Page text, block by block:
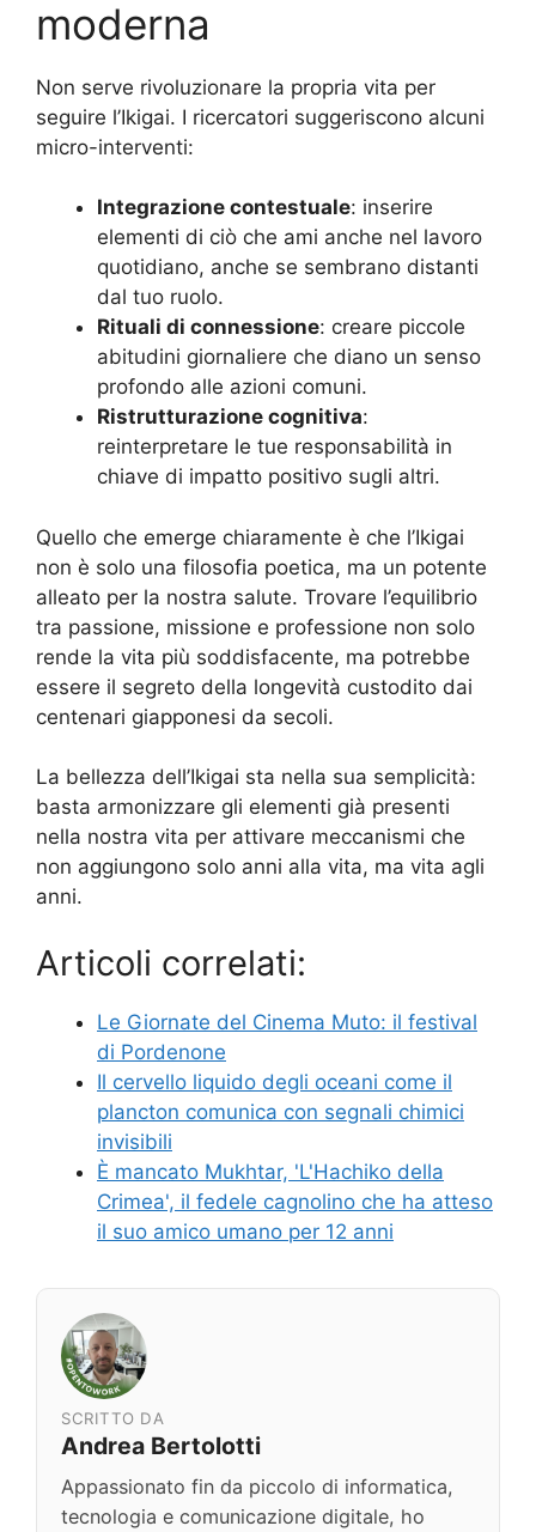
moderna
Non serve rivoluzionare la propria vita per
seguire l’Ikigai. I ricercatori suggeriscono alcuni
micro-interventi:
Integrazione contestuale: inserire
elementi di ciò che ami anche nel lavoro
quotidiano, anche se sembrano distanti
dal tuo ruolo.
Rituali di connessione: creare piccole
abitudini giornaliere che diano un senso
profondo alle azioni comuni.
Ristrutturazione cognitiva:
reinterpretare le tue responsabilità in
chiave di impatto positivo sugli altri.
Quello che emerge chiaramente è che l’Ikigai
non è solo una filosofia poetica, ma un potente
alleato per la nostra salute. Trovare l’equilibrio
tra passione, missione e professione non solo
rende la vita più soddisfacente, ma potrebbe
essere il segreto della longevità custodito dai
centenari giapponesi da secoli.
La bellezza dell’Ikigai sta nella sua semplicità:
basta armonizzare gli elementi già presenti
nella nostra vita per attivare meccanismi che
non aggiungono solo anni alla vita, ma vita agli
anni.
Articoli correlati:
Le Giornate del Cinema Muto: il festival
di Pordenone
Il cervello liquido degli oceani come il
plancton comunica con segnali chimici
invisibili
È mancato Mukhtar, 'L'Hachiko della
Crimea', il fedele cagnolino che ha atteso
il suo amico umano per 12 anni
SCRITTO DA
Andrea Bertolotti
Appassionato fin da piccolo di informatica,
tecnologia e comunicazione digitale, ho